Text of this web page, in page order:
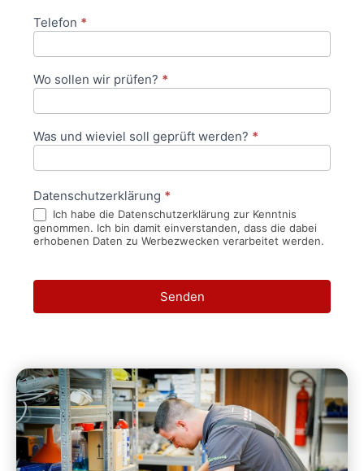
Telefon *
Wo sollen wir prüfen? *
Was und wieviel soll geprüft werden? *
Datenschutzerklärung *
Ich habe die Datenschutzerklärung zur Kenntnis
genommen. Ich bin damit einverstanden, dass die dabei
erhobenen Daten zu Werbezwecken verarbeitet werden.
Senden